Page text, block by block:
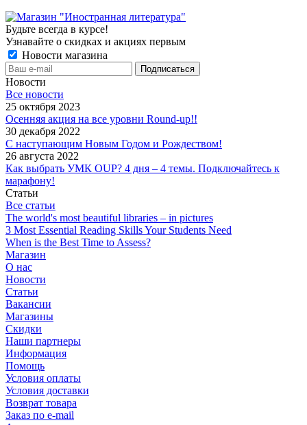
Будьте всегда в курсе!
Узнавайте о скидках и акциях первым
Новости магазина
Новости
Все новости
25 октября 2023
Осенняя акция на все уровни Round-up!!
30 декабря 2022
С наступающим Новым Годом и Рождеством!
26 августа 2022
Как выбрать УМК OUP? 4 дня – 4 темы. Подключайтесь к
марафону!
Статьи
Все статьи
The world's most beautiful libraries – in pictures
3 Most Essential Reading Skills Your Students Need
When is the Best Time to Assess?
Магазин
О нас
Новости
Статьи
Вакансии
Магазины
Скидки
Наши партнеры
Информация
Помощь
Условия оплаты
Условия доставки
Возврат товара
Заказ по e-mail